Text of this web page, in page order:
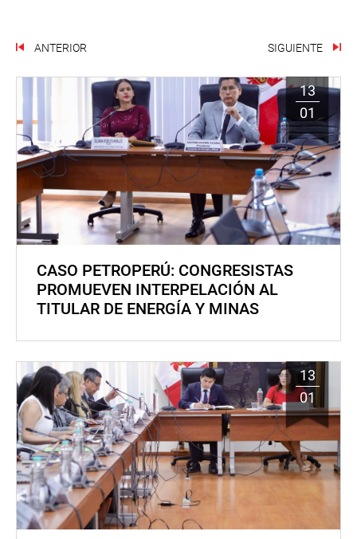
ANTERIOR SIGUIENTE
13
01
CASO PETROPERÚ: CONGRESISTAS
PROMUEVEN INTERPELACIÓN AL
TITULAR DE ENERGÍA Y MINAS
13
01